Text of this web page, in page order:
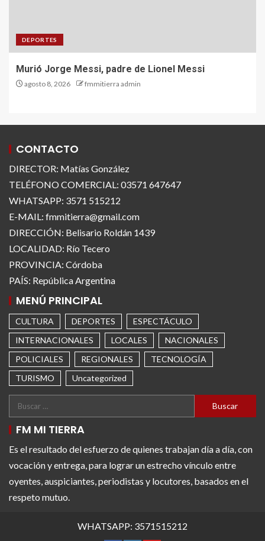
DEPORTES
Murió Jorge Messi, padre de Lionel Messi
agosto 8, 2026 fmmitierra admin
CONTACTO
DIRECTOR: Matías González
TELÉFONO COMERCIAL: 03571 647647
WHATSAPP: 3571 515212
E-MAIL: fmmitierra@gmail.com
DIRECCIÓN: Belisario Roldán 1439
LOCALIDAD: Río Tecero
PROVINCIA: Córdoba
PAÍS: República Argentina
MENÚ PRINCIPAL
CULTURA DEPORTES
ESPECTÁCULO
INTERNACIONALES
LOCALES
NACIONALES
POLICIALES
REGIONALES
TECNOLOGÍA
TURISMO
Uncategorized
FM MI TIERRA
Es el resultado del esfuerzo de quienes trabajan día a día, con
vocación y entrega, para lograr un estrecho vínculo entre
oyentes, auspiciantes, periodistas y locutores, basados en el
respeto mutuo.
WHATSAPP: 3571515212